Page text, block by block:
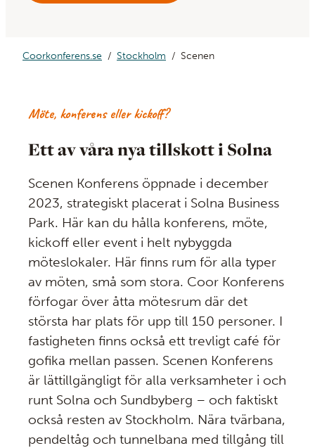
Coorkonferens.se Stockholm Scenen
Möte, konferens eller kickoff?
Ett av våra nya tillskott i Solna
Scenen Konferens öppnade i december
2023, strategiskt placerat i Solna Business
Park. Här kan du hålla konferens, möte,
kickoff eller event i helt nybyggda
möteslokaler. Här finns rum för alla typer
av möten, små som stora. Coor Konferens
förfogar över åtta mötesrum där det
största har plats för upp till 150 personer. I
fastigheten finns också ett trevligt café för
gofika mellan passen. Scenen Konferens
är lättillgängligt för alla verksamheter i och
runt Solna och Sundbyberg – och faktiskt
också resten av Stockholm. Nära tvärbana,
pendeltåg och tunnelbana med tillgång till